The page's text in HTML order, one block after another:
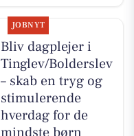
JOBNYT
Bliv dagplejer i
Tinglev/Bolderslev
– skab en tryg og
stimulerende
hverdag for de